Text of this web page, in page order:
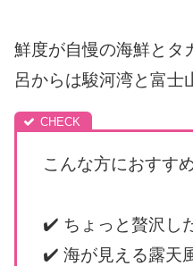
鮮度が自慢の海鮮とタ
呂からは駿河湾と富士
こんな方におすすめ
✔️ ちょっと贅沢し
✔️ 海が見える露天